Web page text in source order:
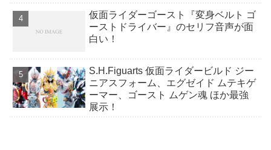
仮面ライダーゴースト『変身ベルト ゴ
ーストドライバー』のセリフ音声が面
白い！
S.H.Figuarts 仮面ライダービルド ジー
ニアスフォーム、エグゼイド ムテキゲ
ーマー、ゴースト ムゲン魂 ほか最強
展示！